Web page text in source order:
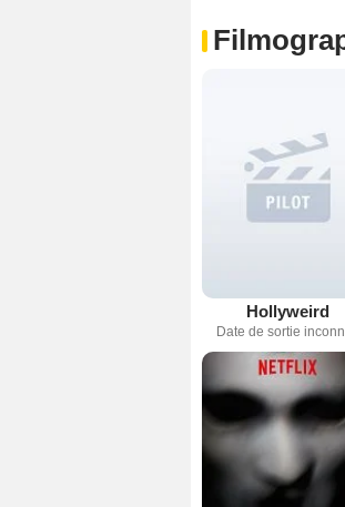
Hollyweird
Date de sortie